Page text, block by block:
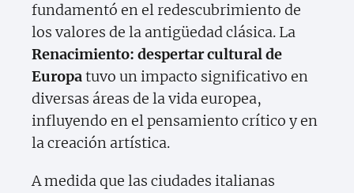
fundamentó en el redescubrimiento de
los valores de la antigüedad clásica. La
Renacimiento: despertar cultural de
Europatuvo un impacto significativo en
diversas áreas de la vida europea,
influyendo en el pensamiento crítico y en
la creación artística.
A medida que las ciudades italianas